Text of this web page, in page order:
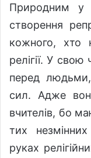
Природним у
створення
кожного, хто
релігії. У
перед
сил. Адже
вчителів, бо
тих
руках